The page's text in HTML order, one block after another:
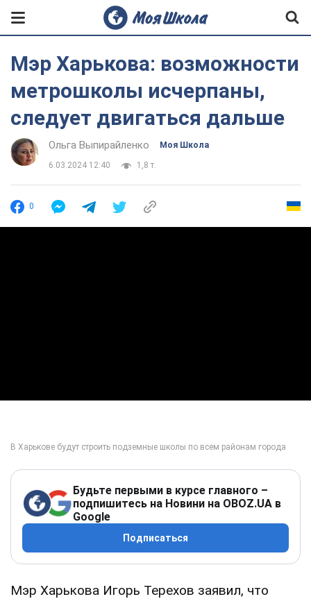
Мэр Харькова: возможности
метрошколы исчерпаны,
следует двигаться дальше
Ольга Выпирайленко Моя Школа
6.03.2024 12:40 1,8 т.
0
Будьте первыми в курсе главного –
подпишитесь на Новини на OBOZ.UA в
Google
Подписаться
Мэр Харькова Игорь Терехов заявил, что